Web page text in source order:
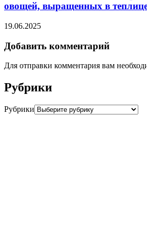
овощей, выращенных в
19.06.2025
Добавить комментарий
Для отправки комментария вам
Рубрики
Рубрики